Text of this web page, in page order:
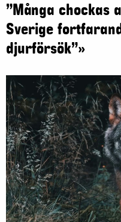
”Många chockas
Sverige
djurförsök”»